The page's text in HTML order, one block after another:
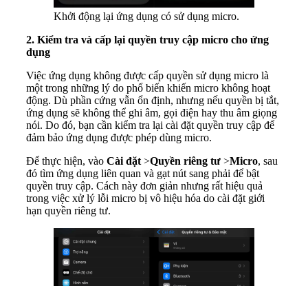
Khởi động lại ứng dụng có sử dụng micro.
2. Kiểm tra và cấp lại quyền truy cập micro cho ứng
dụng
Việc ứng dụng không được cấp quyền sử dụng micro là
một trong những lý do phổ biến khiến micro không hoạt
động. Dù phần cứng vẫn ổn định, nhưng nếu quyền bị tắt,
ứng dụng sẽ không thể ghi âm, gọi điện hay thu âm giọng
nói. Do đó, bạn cần kiểm tra lại cài đặt quyền truy cập để
đảm bảo ứng dụng được phép dùng micro.
Để thực hiện, vào Cài đặt >Quyền riêng tư >Micro, sau
đó tìm ứng dụng liên quan và gạt nút sang phải để bật
quyền truy cập. Cách này đơn giản nhưng rất hiệu quả
trong việc xử lý lỗi micro bị vô hiệu hóa do cài đặt giới
hạn quyền riêng tư.